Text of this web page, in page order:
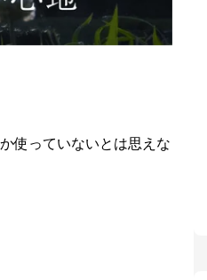
使っていないとは思えな